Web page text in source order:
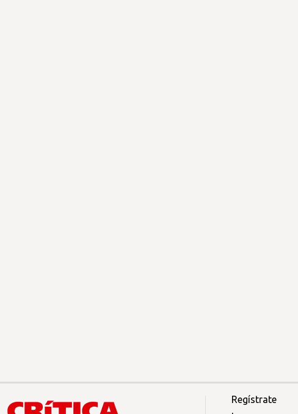
Regístrate